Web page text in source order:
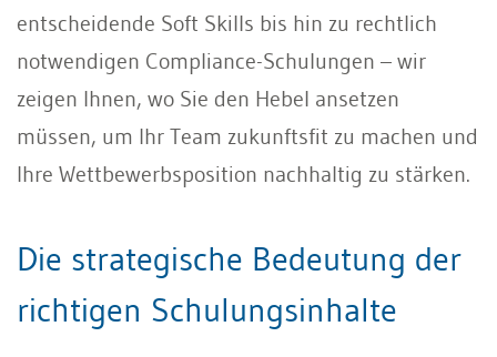
entscheidende Soft Skills bis hin zu rechtlich
notwendigen Compliance-Schulungen – wir
zeigen Ihnen, wo Sie den Hebel ansetzen
müssen, um Ihr Team zukunftsfit zu machen und
Ihre Wettbewerbsposition nachhaltig zu stärken.
Die strategische Bedeutung der
richtigen Schulungsinhalte